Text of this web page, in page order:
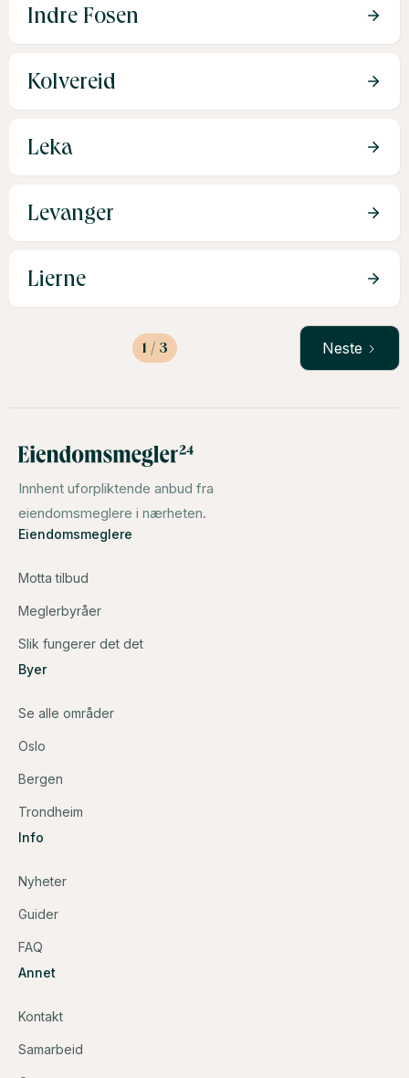
Indre Fosen
Kolvereid
Leka
Levanger
Lierne
1 / 3 Neste
Innhent uforpliktende anbud fra
eiendomsmeglere i nærheten.
Eiendomsmeglere
Motta tilbud
Meglerbyråer
Slik fungerer det det
Byer
Se alle områder
Oslo
Bergen
Trondheim
Info
Nyheter
Guider
FAQ
Annet
Kontakt
Samarbeid